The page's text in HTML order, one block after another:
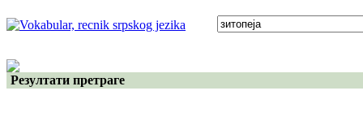
Резултати претраге